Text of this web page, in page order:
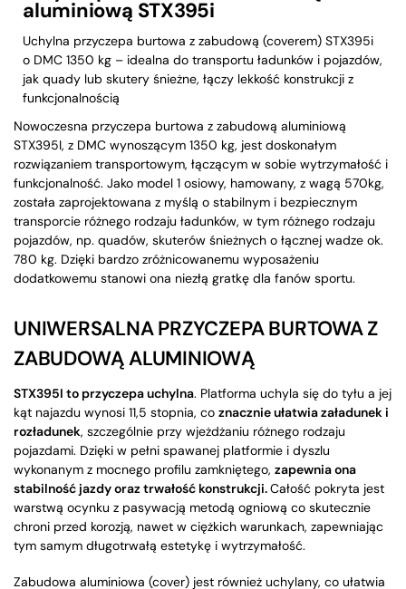
aluminiową STX395i
Uchylna przyczepa burtowa z zabudową (coverem) STX395i
o DMC 1350 kg – idealna do transportu ładunków i pojazdów,
jak quady lub skutery śnieżne, łączy lekkość konstrukcji z
funkcjonalnością
Nowoczesna przyczepa burtowa z zabudową aluminiową
STX395I, z DMC wynoszącym 1350 kg, jest doskonałym
rozwiązaniem transportowym, łączącym w sobie wytrzymałość i
funkcjonalność. Jako model 1 osiowy, hamowany, z wagą 570kg,
została zaprojektowana z myślą o stabilnym i bezpiecznym
transporcie różnego rodzaju ładunków, w tym różnego rodzaju
pojazdów, np. quadów, skuterów śnieżnych o łącznej wadze ok.
780 kg. Dzięki bardzo zróżnicowanemu wyposażeniu
dodatkowemu stanowi ona niezłą gratkę dla fanów sportu.
UNIWERSALNA PRZYCZEPA BURTOWA Z
ZABUDOWĄ ALUMINIOWĄ
STX395I to przyczepa uchylna. Platforma uchyla się do tyłu a jej
kąt najazdu wynosi 11,5 stopnia, co znacznie ułatwia załadunek i
rozładunek, szczególnie przy wjeżdżaniu różnego rodzaju
pojazdami. Dzięki w pełni spawanej platformie i dyszlu
wykonanym z mocnego profilu zamkniętego, zapewnia ona
stabilność jazdy oraz trwałość konstrukcji.Całość pokryta jest
warstwą ocynku z pasywacją metodą ogniową co skutecznie
chroni przed korozją, nawet w ciężkich warunkach, zapewniając
tym samym długotrwałą estetykę i wytrzymałość.
Zabudowa aluminiowa (cover) jest również uchylany, co ułatwia